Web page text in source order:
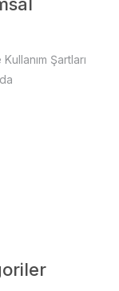
Şartları